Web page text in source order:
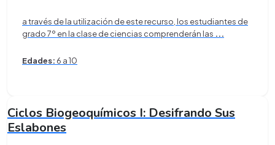
a través de la utilización de este recurso, los estudiantes de
grado 7º en la clase de ciencias comprenderán las ...
Edades: 6 a 10
Ciclos Biogeoquímicos I: Desifrando Sus
Eslabones